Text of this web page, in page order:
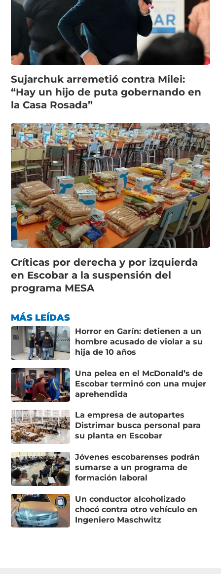
Sujarchuk arremetió contra Milei:
“Hay un hijo de puta gobernando en
la Casa Rosada”
Críticas por derecha y por izquierda
en Escobar a la suspensión del
programa MESA
MÁS LEÍDAS
Horror en Garín: detienen a un
hombre acusado de violar a su
hija de 10 años
Una pelea en el McDonald’s de
Escobar terminó con una mujer
aprehendida
La empresa de autopartes
Distrimar busca personal para
su planta en Escobar
Jóvenes escobarenses podrán
sumarse a un programa de
formación laboral
Un conductor alcoholizado
chocó contra otro vehículo en
Ingeniero Maschwitz